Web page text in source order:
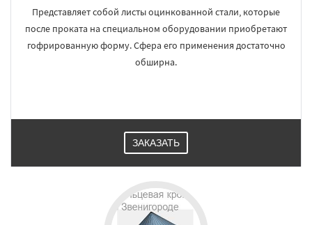
Представляет собой листы оцинкованной стали, которые
после проката на специальном оборудовании приобретают
гофрированную форму. Сфера его применения достаточно
обширна.
ЗАКАЗАТЬ